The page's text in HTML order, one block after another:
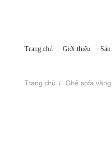
Trang chủ Giới thiệu
Trang chủ Ghế sofa